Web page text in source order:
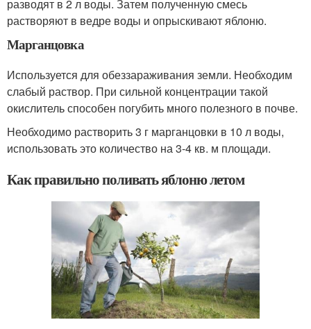
разводят в 2 л воды. Затем полученную смесь
растворяют в ведре воды и опрыскивают яблоню.
Марганцовка
Используется для обеззараживания земли. Необходим
слабый раствор. При сильной концентрации такой
окислитель способен погубить много полезного в почве.
Необходимо растворить 3 г марганцовки в 10 л воды,
использовать это количество на 3-4 кв. м площади.
Как правильно поливать яблоню летом